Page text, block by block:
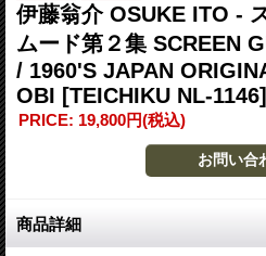
伊藤翁介 OSUKE ITO -
ムード第２集 SCREEN
/ 1960'S JAPAN
OBI [TEICHIKU NL-1146]
PRICE: 19,800円(税込)
商品詳細